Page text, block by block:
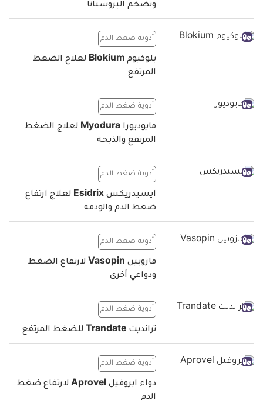
وتضخم البروستاتا
أدوية ضغط الدم
بلوكيوم Blokium لعلاج الضغط
المرتفع
أدوية ضغط الدم
مايوديورا Myodura لعلاج الضغط
المرتفع والذبحة
أدوية ضغط الدم
ايسيدريكس Esidrix لعلاج ارتفاع
ضغط الدم والوذمة
أدوية ضغط الدم
فازوبين Vasopin لارتفاع الضغط
ودواعي أخرى
أدوية ضغط الدم
ترانديت Trandate للضغط المرتفع
أدوية ضغط الدم
دواء ابروفيل Aprovel لارتفاع ضغط
الدم